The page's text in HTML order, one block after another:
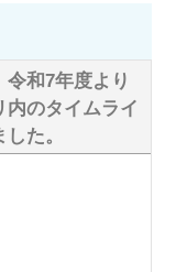
和7年度より
内のタイムライ
た。